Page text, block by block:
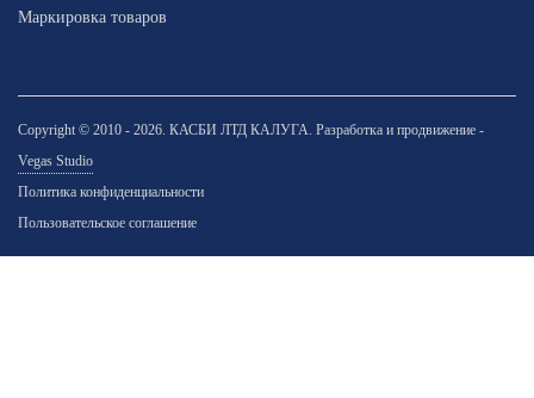
Маркировка товаров
Copyright © 2010 - 2026. КАСБИ ЛТД КАЛУГА. Разработка и продвижение -
Vegas Studio
Политика конфиденциальности
Пользовательское соглашение